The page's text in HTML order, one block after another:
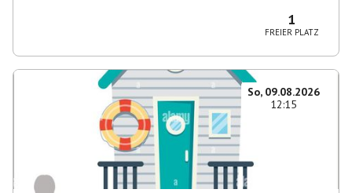
1
FREIER PLATZ
So, 09.08.2026
12:15